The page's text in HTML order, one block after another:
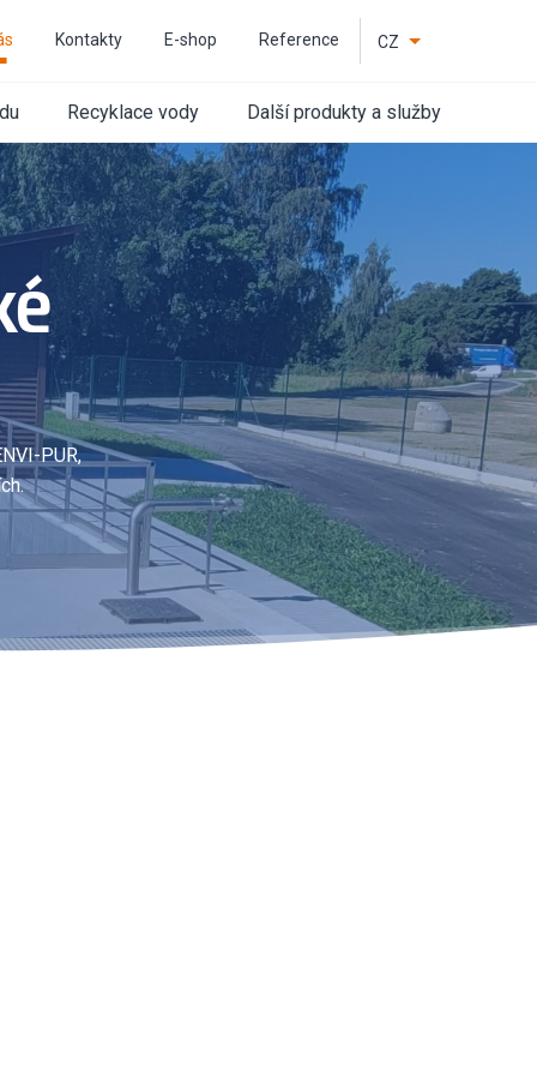
Kontakty E-shop Reference CZ
Recyklace vody Další produkty a služby
PUR,